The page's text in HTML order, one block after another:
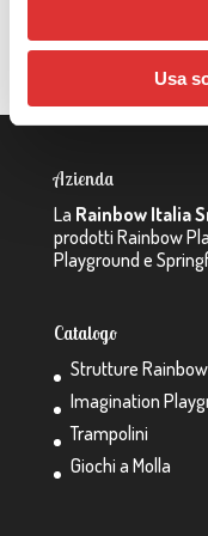
Usa
Istruzione di
Azienda
La Rainbow Italia
prodotti Rainbow
Playground e
Catalogo
Strutture Rainbow
Imagination
Trampolini
Giochi a Molla